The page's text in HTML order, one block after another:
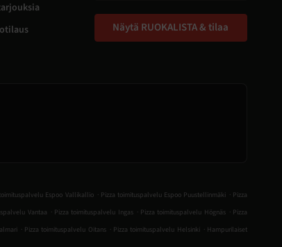
Näytä RUOKALISTA & tilaa
Espoo Vallikallio . Pizza toimituspalvelu Espoo Puustellinmäki . Pizza
Vantaa . Pizza toimituspalvelu Ingas . Pizza toimituspalvelu Högnäs . Pizza
. Pizza toimituspalvelu Oitans . Pizza toimituspalvelu Helsinki . Hampurilaiset